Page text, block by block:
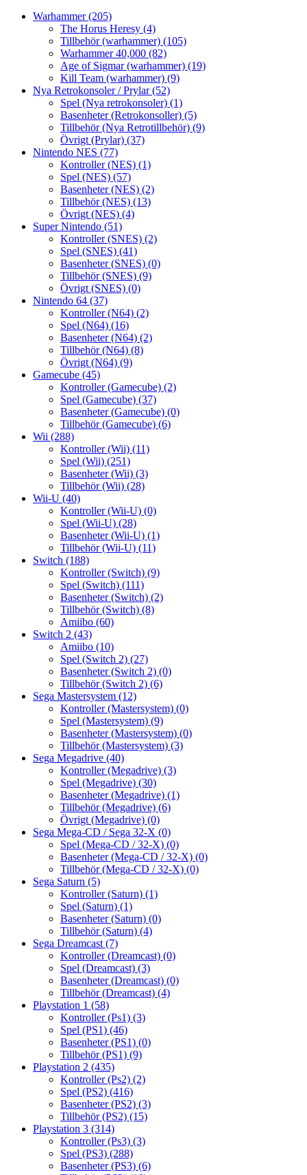
Warhammer(205)
The Horus Heresy (4)
Tillbehör (warhammer) (105)
Warhammer 40,000 (82)
Age of Sigmar (warhammer) (19)
Kill Team (warhammer) (9)
Nya Retrokonsoler / Prylar(52)
Spel (Nya retrokonsoler) (1)
Basenheter (Retrokonsoller) (5)
Tillbehör (Nya Retrotillbehör) (9)
Övrigt (Prylar) (37)
Nintendo NES (77)
Kontroller (NES) (1)
Spel (NES) (57)
Basenheter (NES) (2)
Tillbehör (NES) (13)
Övrigt (NES) (4)
Super Nintendo (51)
Kontroller (SNES) (2)
Spel (SNES) (41)
Basenheter (SNES) (0)
Tillbehör (SNES) (9)
Övrigt (SNES) (0)
Nintendo 64 (37)
Kontroller (N64) (2)
Spel (N64) (16)
Basenheter (N64) (2)
Tillbehör (N64) (8)
Övrigt (N64) (9)
Gamecube (45)
Kontroller (Gamecube) (2)
Spel (Gamecube) (37)
Basenheter (Gamecube) (0)
Tillbehör (Gamecube) (6)
Wii (288)
Kontroller (Wii) (11)
Spel (Wii) (251)
Basenheter (Wii) (3)
Tillbehör (Wii) (28)
Wii-U (40)
Kontroller (Wii-U) (0)
Spel (Wii-U) (28)
Basenheter (Wii-U) (1)
Tillbehör (Wii-U) (11)
Switch (188)
Kontroller (Switch) (9)
Spel (Switch) (111)
Basenheter (Switch) (2)
Tillbehör (Switch) (8)
Amiibo (60)
Switch 2 (43)
Amiibo (10)
Spel (Switch 2) (27)
Basenheter (Switch 2) (0)
Tillbehör (Switch 2) (6)
Sega Mastersystem (12)
Kontroller (Mastersystem) (0)
Spel (Mastersystem) (9)
Basenheter (Mastersystem) (0)
Tillbehör (Mastersystem) (3)
Sega Megadrive (40)
Kontroller (Megadrive) (3)
Spel (Megadrive) (30)
Basenheter (Megadrive) (1)
Tillbehör (Megadrive) (6)
Övrigt (Megadrive) (0)
Sega Mega-CD / Sega 32-X (0)
Spel (Mega-CD / 32-X) (0)
Basenheter (Mega-CD / 32-X) (0)
Tillbehör (Mega-CD / 32-X) (0)
Sega Saturn (5)
Kontroller (Saturn) (1)
Spel (Saturn) (1)
Basenheter (Saturn) (0)
Tillbehör (Saturn) (4)
Sega Dreamcast (7)
Kontroller (Dreamcast) (0)
Spel (Dreamcast) (3)
Basenheter (Dreamcast) (0)
Tillbehör (Dreamcast) (4)
Playstation 1 (58)
Kontroller (Ps1) (3)
Spel (PS1) (46)
Basenheter (PS1) (0)
Tillbehör (PS1) (9)
Playstation 2 (435)
Kontroller (Ps2) (2)
Spel (PS2) (416)
Basenheter (PS2) (3)
Tillbehör (PS2) (15)
Playstation 3 (314)
Kontroller (Ps3) (3)
Spel (PS3) (288)
Basenheter (PS3) (6)